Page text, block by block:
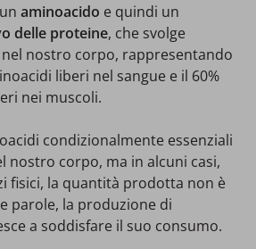
aminoacido e quindi un
delle proteine, che svolge
nostro corpo, rappresentando
liberi nel sangue e il 60%
nei muscoli.
condizionalmente essenziali
nostro corpo, ma in alcuni casi,
fisici, la quantità prodotta non è
parole, la produzione di
a soddisfare il suo consumo.